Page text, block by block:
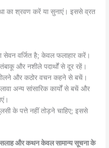
का श्रवण करें या सुनाएं। इससे व्रत
सेवन वर्जित है; केवल फलाहार करें।
तंबाकू और नशीले पदार्थों से दूर रहें।
और कठोर वचन कहने से बचें।
अन्य सांसारिक कार्यों से बचें और
के पत्ते नहीं तोड़ने चाहिए; इससे
और कथन केवल सामान्य सूचना के